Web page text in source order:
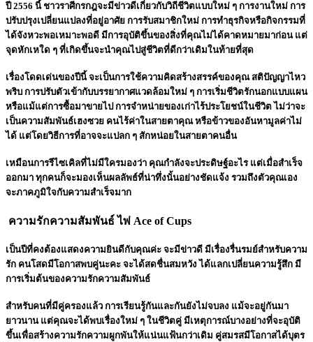
ปี 2556 นี้ ชาวราศีกรกฎจะมีข่าวดีเกี่ยวกับวิถีชีวิตแบบใหม่ ๆ การงานใหม่ การ
ปรับปรุงเปลี่ยนแปลงที่อยู่อาศัย การรับสมาชิกใหม่ การทำธุรกิจหรือกิจกรรมที่
ได้จังหวะพอเหมาะพอดี มีการอุบัติขึ้นของสิ่งที่คุณไม่ได้คาดหมายมาก่อน แต่
จุดหักเหใด ๆ ที่เกิดขึ้นจะนำคุณไปสู่ชีวิตที่ดีกว่าเดิมในท้ายที่สุด
เรื่องโดดเด่นของปีนี้ จะเป็นการใช้ความคิดสร้างสรรค์ของคุณ สติปัญญาไหว
พริบ การปรับตัวเข้ากับบรรยากาศแวดล้อมใหม่ ๆ การเริ่มชีวิตรักนอกแบบแผน
หรือแม้แต่การซื้อมาขายไป การจำหน่ายของเก่าไร้ประโยชน์ในชีวิต ไม่ว่าจะ
เป็นความสัมพันธ์เฮงซวย คนไร้ค่าในสายตาคุณ หรือข้าวของอันหามูลค่าไม่
ได้ แต่โดยวิธีการที่อาจจะแปลก ๆ สักหน่อยในสายตาคนอื่น
เหมือนการรีไซเคิลที่ไม่มีใครมองว่า คุณกำลังจะประดิษฐ์อะไร แต่เมื่อสำเร็จ
ออกมา ทุกคนก็จะมองเห็นผลลัพธ์ที่น่าทึ่งนั้นอย่างชัดแจ้ง รวมถึงตัวคุณเอง
จะภาคภูมิใจกับความสำเร็จมาก
ความรักความสัมพันธ์ ไพ่ Ace of Cups
เป็นปีที่คงต้องแสดงความยินดีกับคุณค่ะ จะมีข่าวดี มีเรื่องรื่นรมย์สำหรับความ
รัก คนโสดมีโอกาสพบคู่นะคะ จะได้สดชื่นสมหวัง ได้แลกเปลี่ยนความรู้สึก มี
การเริ่มต้นของความรักความสัมพันธ์
สำหรับคนที่มีคู่ครองแล้ว การเรียนรู้กันและกันยังไม่จบลง แม้จะอยู่กันมา
ยาวนาน แต่คุณจะได้พบเรื่องใหม่ ๆ ในชีวิตคู่ มีเหตุการณ์บางอย่างที่จะอุบัติ
ขึ้นเพื่อสร้างความรักความผูกพันให้แน่นแฟ้นกว่าเดิม คู่สมรสมีโอกาสได้บุตร